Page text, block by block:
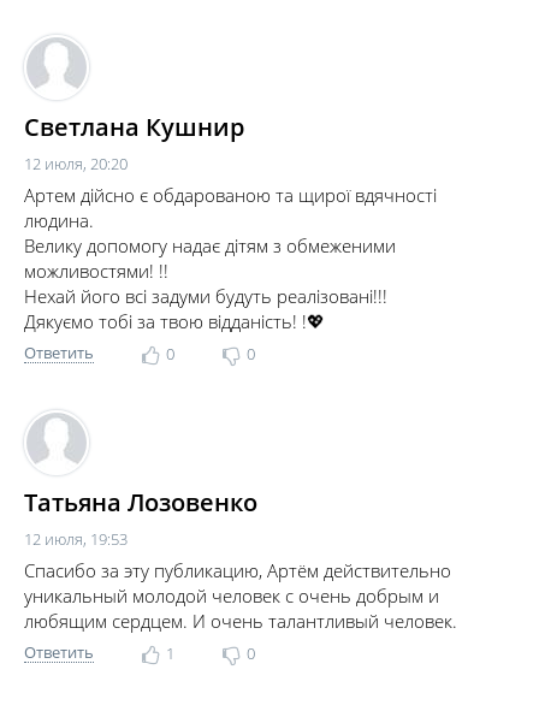
Светлана Кушнир
12 июля, 20:20
Артем дійсно є обдарованою та щирої вдячності
людина.
Велику допомогу надає дітям з обмеженими
можливостями! !!
Нехай його всі задуми будуть реалізовані!!!
Дякуємо тобі за твою відданість! !💖
Ответить 0 0
Татьяна Лозовенко
12 июля, 19:53
Спасибо за эту публикацию, Артём действительно
уникальный молодой человек с очень добрым и
любящим сердцем. И очень талантливый человек.
Ответить 1 0